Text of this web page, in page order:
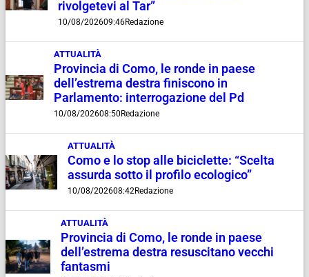
rivolgetevi al Tar”
10/08/202609:46Redazione
ATTUALITÀ
Provincia di Como, le ronde in paese
dell’estrema destra finiscono in
Parlamento: interrogazione del Pd
10/08/202608:50 Redazione
ATTUALITÀ
Como e lo stop alle biciclette: “Scelta
assurda sotto il profilo ecologico”
10/08/202608:42Redazione
ATTUALITÀ
Provincia di Como, le ronde in paese
dell’estrema destra resuscitano vecchi
fantasmi